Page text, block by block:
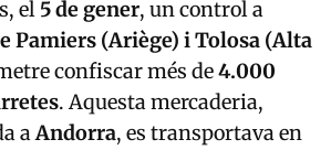
el 5 de gener, un control a
Pamiers (Ariège) i Tolosa (Alta
confiscar més de4.000
. Aquesta mercaderia,
aAndorra, es transportava en